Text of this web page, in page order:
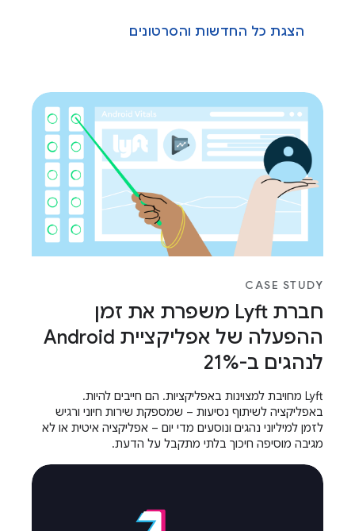
הצגת כל החדשות והסרטונים
CASE STUDY
חברת Lyft משפרת את זמן
ההפעלה של אפליקציית Android
לנהגים ב-21%
Lyft מחויבת למצוינות באפליקציות. הם חייבים להיות.
באפליקציה לשיתוף נסיעות – שמספקת שירות חיוני ורגיש
לזמן למיליוני נהגים ונוסעים מדי יום – אפליקציה איטית או לא
מגיבה מוסיפה חיכוך בלתי מתקבל על הדעת.